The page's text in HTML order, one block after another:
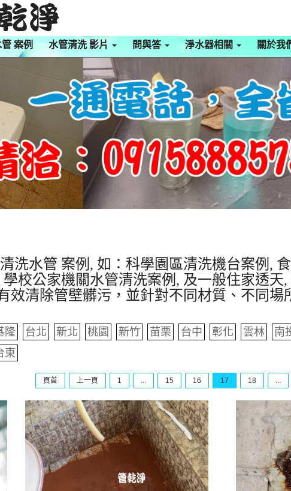
案例 水管清洗 影片 問與答 淨水器相關 關於我
洗水管 案例, 如：科學園區清洗機台案例,
校公家機關水管清洗案例, 及一般住家透
效清除管壁髒污，並針對不同材質、不同
隆 台北 新北 桃園 新竹 苗栗 台中 彰化 雲林 南
東
頁首 上一頁 1 ... 15 16 17 18 ...